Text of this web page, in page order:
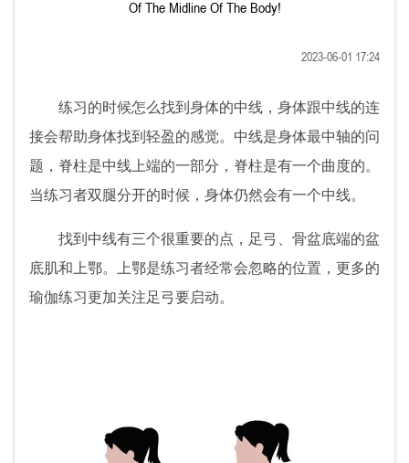
Of The Midline Of The Body!
2023-06-01 17:24
练习的时候怎么找到身体的中线，身体跟中线的连
接会帮助身体找到轻盈的感觉。中线是身体最中轴的问
题，脊柱是中线上端的一部分，脊柱是有一个曲度的。
当练习者双腿分开的时候，身体仍然会有一个中线。
找到中线有三个很重要的点，足弓、骨盆底端的盆
底肌和上鄂。上鄂是练习者经常会忽略的位置，更多的
瑜伽练习更加关注足弓要启动。